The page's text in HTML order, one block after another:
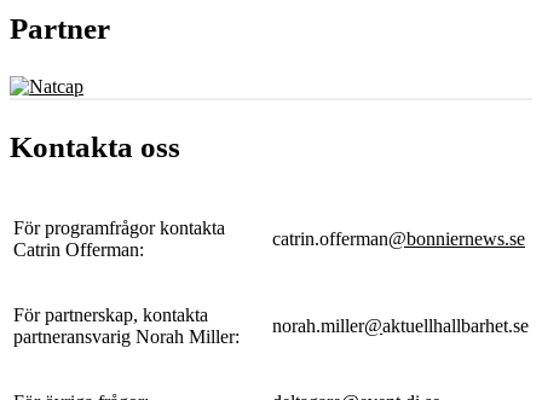
Partner
Kontakta oss
För programfrågor kontakta
Catrin Offerman:
catrin.offerman@bonniernews.se
För partnerskap, kontakta
partneransvarig Norah Miller:
norah.miller@aktuellhallbarhet.se